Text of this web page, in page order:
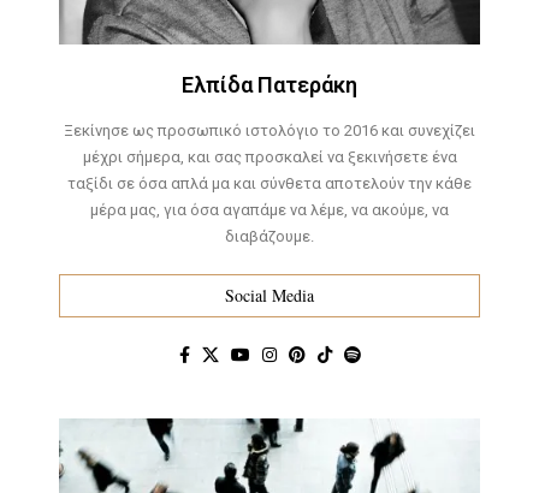
Ελπίδα Πατεράκη
Ξεκίνησε ως προσωπικό ιστολόγιο το 2016 και συνεχίζει
μέχρι σήμερα, και σας προσκαλεί να ξεκινήσετε ένα
ταξίδι σε όσα απλά μα και σύνθετα αποτελούν την κάθε
μέρα μας, για όσα αγαπάμε να λέμε, να ακούμε, να
διαβάζουμε.
Social Media